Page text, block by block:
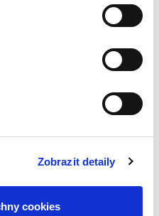
Zobrazit detaily
cookies
rozsudek pro
civilního
důsledky i
Evropské